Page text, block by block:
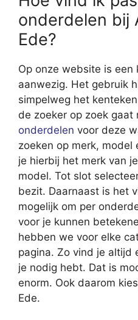
onderdelen bij
Ede?
Op onze website is een
aanwezig. Het gebruik
simpelweg het
de zoeker op zoek gaat
onderdelen voor deze
zoeken op merk, model
je hierbij het merk van
model. Tot slot
bezit. Daarnaast is het
mogelijk om per
voor je kunnen
hebben we voor elke
pagina. Zo vind je altijd
je nodig hebt. Dat is
enorm. Ook daarom
Ede.